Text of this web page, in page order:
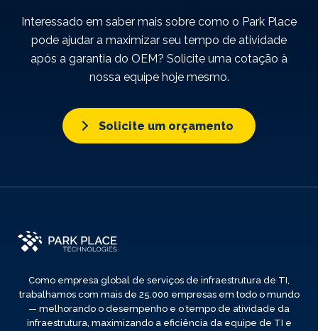
Interessado em saber mais sobre como o Park Place
pode ajudar a maximizar seu tempo de atividade
após a garantia do OEM? Solicite uma cotação à
nossa equipe hoje mesmo.
Solicite um orçamento
Como empresa global de serviços de infraestrutura de TI,
trabalhamos com mais de 25.000 empresas em todo o mundo
— melhorando o desempenho e o tempo de atividade da
infraestrutura, maximizando a eficiência da equipe de TI e